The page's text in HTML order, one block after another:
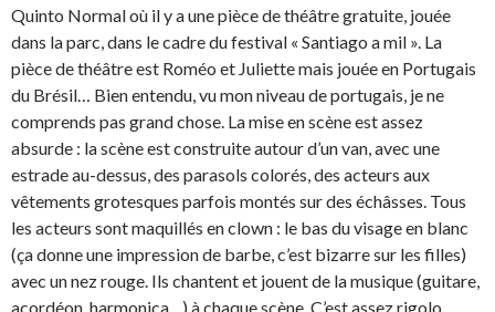
Quinto Normal où il y a une pièce de théâtre gratuite, jouée
dans la parc, dans le cadre du festival « Santiago a mil ». La
pièce de théâtre est Roméo et Juliette mais jouée en Portugais
du Brésil… Bien entendu, vu mon niveau de portugais, je ne
comprends pas grand chose. La mise en scène est assez
absurde : la scène est construite autour d’un van, avec une
estrade au-dessus, des parasols colorés, des acteurs aux
vêtements grotesques parfois montés sur des échâsses. Tous
les acteurs sont maquillés en clown : le bas du visage en blanc
(ça donne une impression de barbe, c’est bizarre sur les filles)
avec un nez rouge. Ils chantent et jouent de la musique (guitare,
acordéon, harmonica…) à chaque scène. C’est assez rigolo